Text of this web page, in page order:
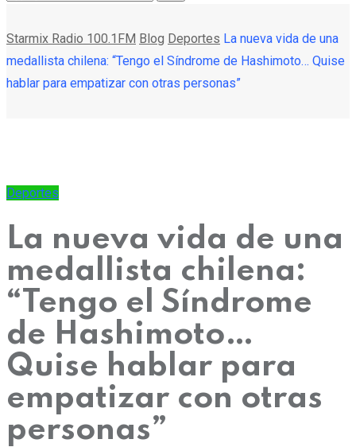
Starmix Radio 100.1FM Blog Deportes La nueva vida de una
medallista chilena: “Tengo el Síndrome de Hashimoto… Quise
hablar para empatizar con otras personas”
Deportes
La nueva vida de una
medallista chilena:
“Tengo el Síndrome
de Hashimoto…
Quise hablar para
empatizar con otras
personas”